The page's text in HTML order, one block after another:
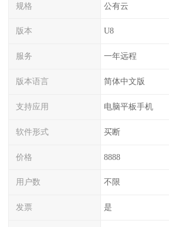
规格 公有云
版本 U8
服务 一年远程
版本语言 简体中文版
支持应用 电脑平板手机
软件形式 买断
价格 8888
用户数 不限
发票 是